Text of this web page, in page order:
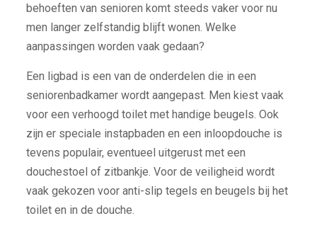
behoeften van senioren komt steeds vaker voor nu
men langer zelfstandig blijft wonen. Welke
aanpassingen worden vaak gedaan?
Een ligbad is een van de onderdelen die in een
seniorenbadkamer wordt aangepast. Men kiest vaak
voor een verhoogd toilet met handige beugels. Ook
zijn er speciale instapbaden en een inloopdouche is
tevens populair, eventueel uitgerust met een
douchestoel of zitbankje. Voor de veiligheid wordt
vaak gekozen voor anti-slip tegels en beugels bij het
toilet en in de douche.